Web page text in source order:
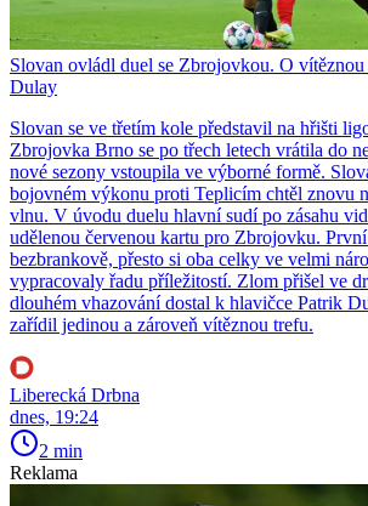
Slovan ovládl duel se Zbrojovkou. O vítěznou
Dulay
Slovan se ve třetím kole představil na hřišti
Zbrojovka Brno se po třech letech vrátila do
nové sezony vstoupila ve výborné formě.
bojovném výkonu proti Teplicím chtěl znovu
vlnu. V úvodu duelu hlavní sudí po zásahu
udělenou červenou kartu pro Zbrojovku.
bezbrankově, přesto si oba celky ve velmi
vypracovaly řadu příležitostí. Zlom přišel ve
dlouhém vhazování dostal k hlavičce Patrik
zařídil jedinou a zároveň vítěznou trefu.
Liberecká Drbna
dnes, 19:24
2 min
Reklama